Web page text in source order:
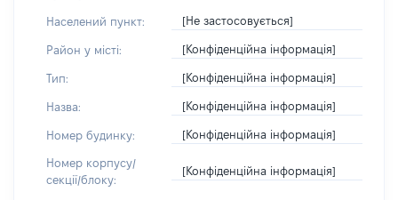
Населений пункт: [Не застосовується]
Район у місті: [Конфіденційна інформація]
Тип: [Конфіденційна інформація]
Назва: [Конфіденційна інформація]
Номер будинку: [Конфіденційна інформація]
Номер корпусу/
секції/блоку:
[Конфіденційна інформація]